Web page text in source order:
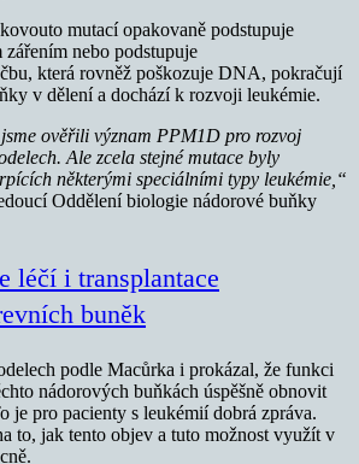
mutací opakovaně podstupuje
nebo podstupuje
která rovněž poškozuje DNA, pokračují
v dělení a dochází k rozvoji leukémie.
jsme ověřili význam PPM1D pro rozvoj
Ale zcela stejné mutace byly
některými speciálními typy leukémie,“
Oddělení biologie nádorové buňky
léčí i transplantace
buněk
podle Macůrka i prokázal, že funkci
nádorových buňkách úspěšně obnovit
je pro pacienty s leukémií dobrá zpráva.
to, jak tento objev a tuto možnost využít v